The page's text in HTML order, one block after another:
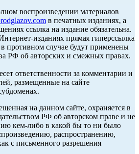
воспроизведении материалов
в печатных изданиях, а
ссылка на издание обязательна.
изданиях прямая гиперссылка
в противном случае будут применены
РФ об авторских и смежных правах.
ответственности за комментарии и
размещенные на сайте
на данном сайте, охраняется в
РФ об авторском праве и не
кем-либо в какой бы то ни было
распространению,
с письменного разрешения